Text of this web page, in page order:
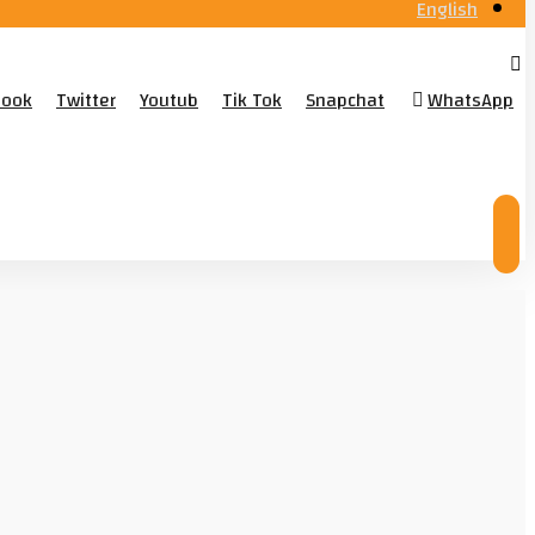
English
Twitter Youtub Tik Tok Snapchat
WhatsApp